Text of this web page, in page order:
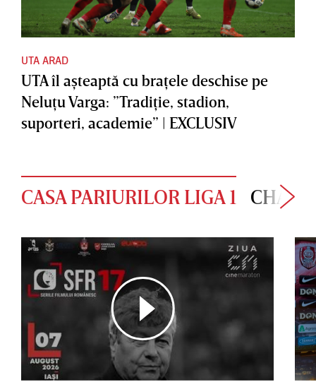
UTA ARAD
UTA îl aşteaptă cu braţele deschise pe
Neluţu Varga: ”Tradiţie, stadion,
suporteri, academie” | EXCLUSIV
CASA PARIURILOR LIGA 1